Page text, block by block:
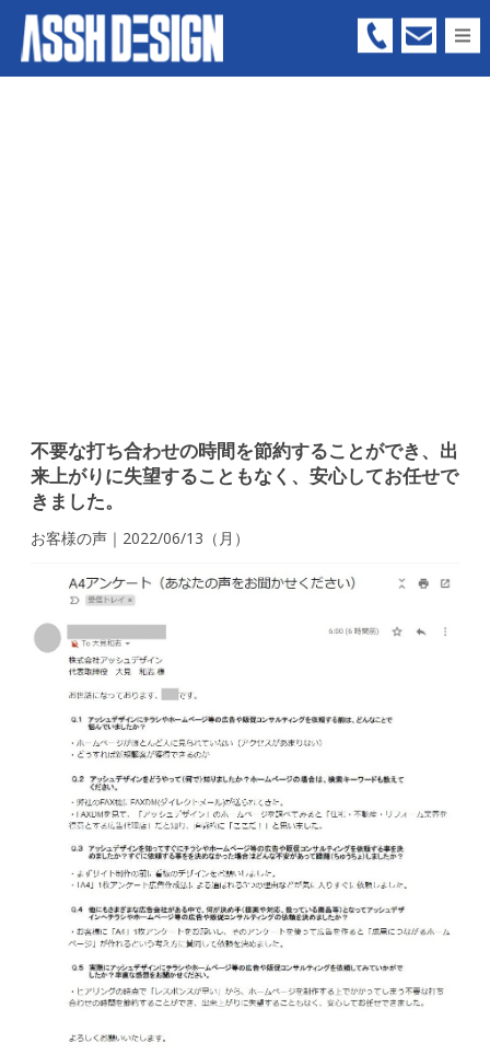
05
不要な打ち合わせの時間を節約することができ、出
来上がりに失望することもなく、安心してお任せで
きました。
お客様の声｜2022/06/13（月）